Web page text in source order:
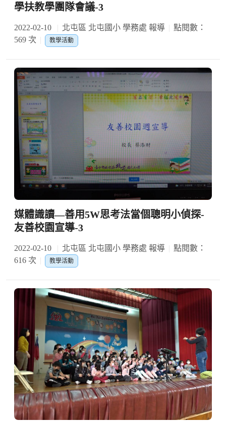
學扶教學團隊會議-3
2022-02-10 北屯區 北屯國小 學務處 報導
點閱數：
569 次
教學活動
媒體識讀—善用5W思考法當個聰明小偵探-
友善校園宣導-3
2022-02-10 北屯區 北屯國小 學務處 報導
點閱數：
616 次
教學活動